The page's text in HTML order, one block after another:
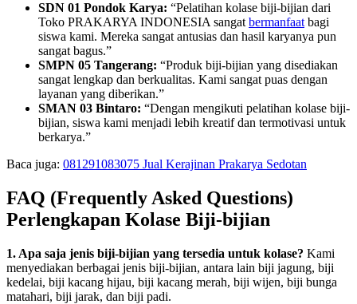
SDN 01 Pondok Karya: “Pelatihan kolase biji-bijian dari
Toko PRAKARYA INDONESIA sangat bermanfaat bagi
siswa kami. Mereka sangat antusias dan hasil karyanya pun
sangat bagus.”
SMPN 05 Tangerang: “Produk biji-bijian yang disediakan
sangat lengkap dan berkualitas. Kami sangat puas dengan
layanan yang diberikan.”
SMAN 03 Bintaro: “Dengan mengikuti pelatihan kolase biji-
bijian, siswa kami menjadi lebih kreatif dan termotivasi untuk
berkarya.”
Baca juga: 081291083075 Jual Kerajinan Prakarya Sedotan
FAQ (Frequently Asked Questions)
Perlengkapan Kolase Biji-bijian
1. Apa saja jenis biji-bijian yang tersedia untuk kolase? Kami
menyediakan berbagai jenis biji-bijian, antara lain biji jagung, biji
kedelai, biji kacang hijau, biji kacang merah, biji wijen, biji bunga
matahari, biji jarak, dan biji padi.